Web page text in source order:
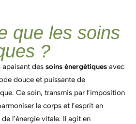
que les soins
?
apaisant des soins énergétiques avec
douce et puissante de
Ce soin, transmis par l’imposition
le corps et l’esprit en
l’énergie vitale. Il agit en